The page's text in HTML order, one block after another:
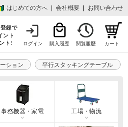
はじめての方へ 会社概要 お問い合わせ
録で
ント
ト!
ログイン 購入履歴 閲覧履歴 カート
ション 平行スタッキングテーブル
事務機器・家電 工場・物流